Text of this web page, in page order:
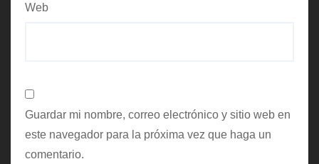
Web
Guardar mi nombre, correo electrónico y sitio web en
este navegador para la próxima vez que haga un
comentario.